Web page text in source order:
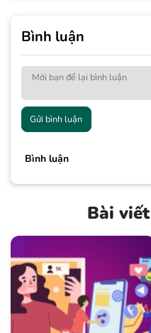
Bình luận
Gửi bình luận
Bình luận
Bài